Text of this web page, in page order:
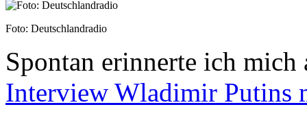
Foto: Deutschlandradio
Spontan erinnerte ich mich
Interview Wladimir Putins